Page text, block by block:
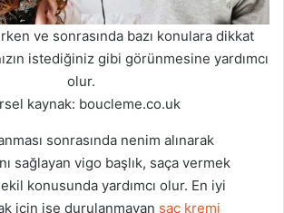
ve sonrasında bazı konulara dikkat
istediğiniz gibi görünmesine yardımcı
olur.
kaynak: boucleme.co.uk
sonrasında nenim alınarak
sağlayan vigo başlık, saça vermek
konusunda yardımcı olur. En iyi
için ise durulanmayan saç kremi